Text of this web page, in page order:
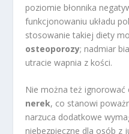
poziomie błonnika
funkcjonowaniu układu
stosowanie takiej diety
osteoporozy; nadmiar
utracie wapnia z kości.
Nie można też
nerek, co stanowi
narzuca dodatkowe
niebezpieczne dla osób z